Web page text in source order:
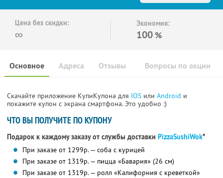
Цена без скидки:
∞
Экономия:
100 %
Основное Отзывы Вопросы по акции
Адреса
Скачайте приложение КупиКупона для IOS или Android и
покажите купон с экрана смартфона. Это удобно :)
ЧТО ВЫ ПОЛУЧИТЕ ПО КУПОНУ
Подарок к каждому заказу от службы доставки PizzaSushiWok*
При заказе от 1299р. — соба с курицей
При заказе от 1319р. — пицца «Бавария» (26 см)
При заказе от 1319р. — ролл «Калифорния с креветкой»